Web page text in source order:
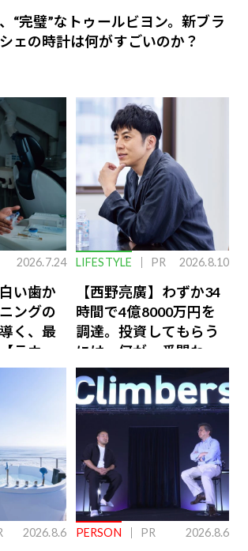
“完璧”なトゥールビヨン。新ブラ
ェの時計は何がすごいのか？
2026.7.24
い歯か
ングの
く、最
ラウン
】
LIFESTYLE PR 2026.8.10
【西野亮廣】わずか34
時間で4億8000万円を
調達。投資してもらう
には、何が一番問われ
るのか
2026.8.6 PERSON PR 2026.8.6